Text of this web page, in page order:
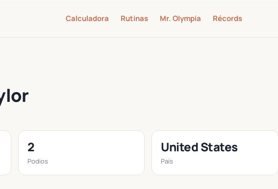
Calculadora Rutinas Mr. Olympia Récords
2
Podios
United States
País